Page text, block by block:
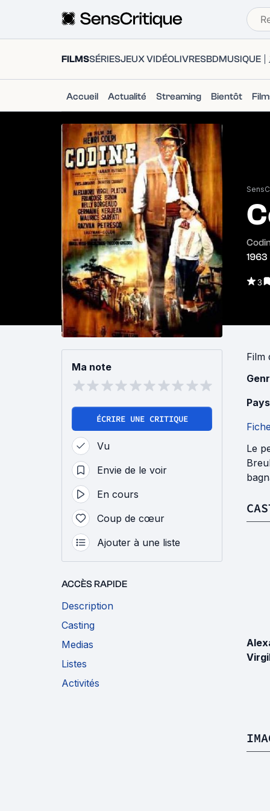
FILMSSÉRIESJEUX VIDÉOLIVRESBDMUSIQUE
Accueil Actualité Streaming Bientôt
1963
3
Ma note
ÉCRIRE UNE CRITIQUE
Vu
Envie de le voir
En cours
Coup de cœur
Ajouter à une liste
ACCÈS RAPIDE
Description
Casting
Medias
Listes
Activités
Film
Le